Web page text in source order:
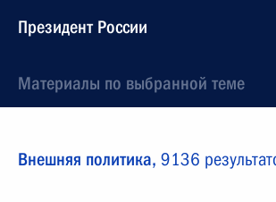
Президент России
Материалы по выбранной теме
Внешняя политика, 9136